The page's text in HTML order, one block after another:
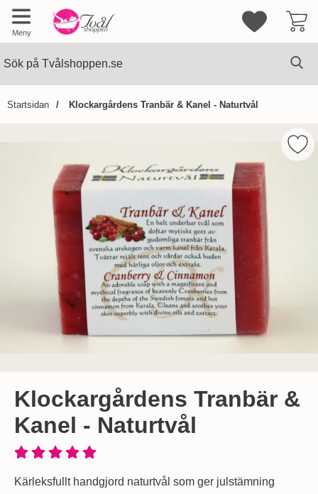
Meny
Mina
Startsidan Klockargårdens Tranbär & Kanel - Naturtvål
Klockargårdens Tranbär &
Kanel - Naturtvål
Kärleksfullt handgjord naturtvål som ger julstämning